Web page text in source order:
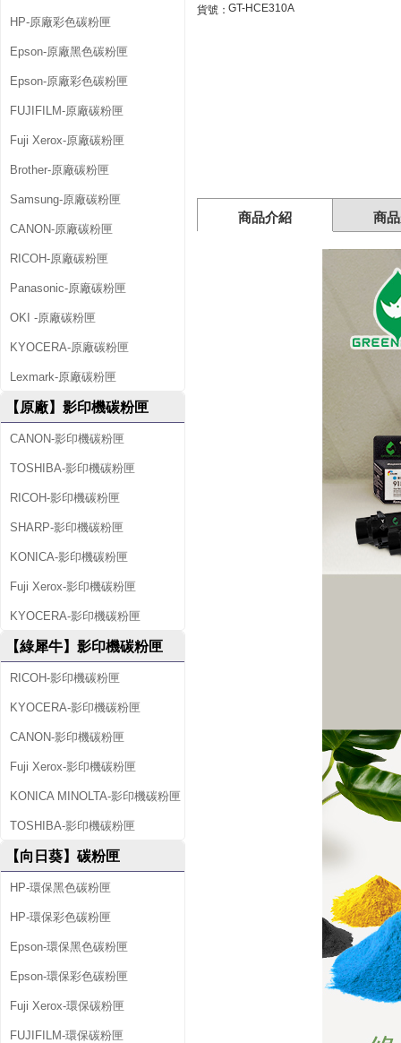
黑
色
環
保
碳
匣
HP-原廠彩色碳粉匣
Epson-原廠黑色碳粉匣
Epson-原廠彩色碳粉匣
FUJIFILM-原廠碳粉匣
Fuji Xerox-原廠碳粉匣
Brother-原廠碳粉匣
Samsung-原廠碳粉匣
CANON-原廠碳粉匣
RICOH-原廠碳粉匣
Panasonic-原廠碳粉匣
OKI -原廠碳粉匣
KYOCERA-原廠碳粉匣
Lexmark-原廠碳粉匣
【原廠】影印機碳粉匣
CANON-影印機碳粉匣
TOSHIBA-影印機碳粉匣
RICOH-影印機碳粉匣
SHARP-影印機碳粉匣
KONICA-影印機碳粉匣
Fuji Xerox-影印機碳粉匣
KYOCERA-影印機碳粉匣
【綠犀牛】影印機碳粉匣
RICOH-影印機碳粉匣
KYOCERA-影印機碳粉匣
CANON-影印機碳粉匣
Fuji Xerox-影印機碳粉匣
KONICA MINOLTA-影印機碳粉匣
TOSHIBA-影印機碳粉匣
【向日葵】碳粉匣
HP-環保黑色碳粉匣
HP-環保彩色碳粉匣
Epson-環保黑色碳粉匣
Epson-環保彩色碳粉匣
Fuji Xerox-環保碳粉匣
FUJIFILM-環保碳粉匣
貨號：GT-HCE310A
商品介紹 商